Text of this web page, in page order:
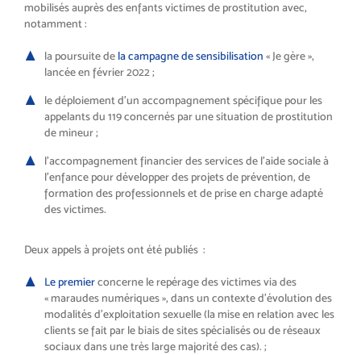
mobilisés auprès des enfants victimes de prostitution avec,
notamment :
la poursuite de la campagne de sensibilisation « Je gère »,
lancée en février 2022 ;
le déploiement d’un accompagnement spécifique pour les
appelants du 119 concernés par une situation de prostitution
de mineur ;
l’accompagnement financier des services de l’aide sociale à
l’enfance pour développer des projets de prévention, de
formation des professionnels et de prise en charge adapté
des victimes.
Deux appels à projets ont été publiés :
Le premierconcerne le repérage des victimes via des
« maraudes numériques », dans un contexte d’évolution des
modalités d’exploitation sexuelle (la mise en relation avec les
clients se fait par le biais de sites spécialisés ou de réseaux
sociaux dans une très large majorité des cas). ;